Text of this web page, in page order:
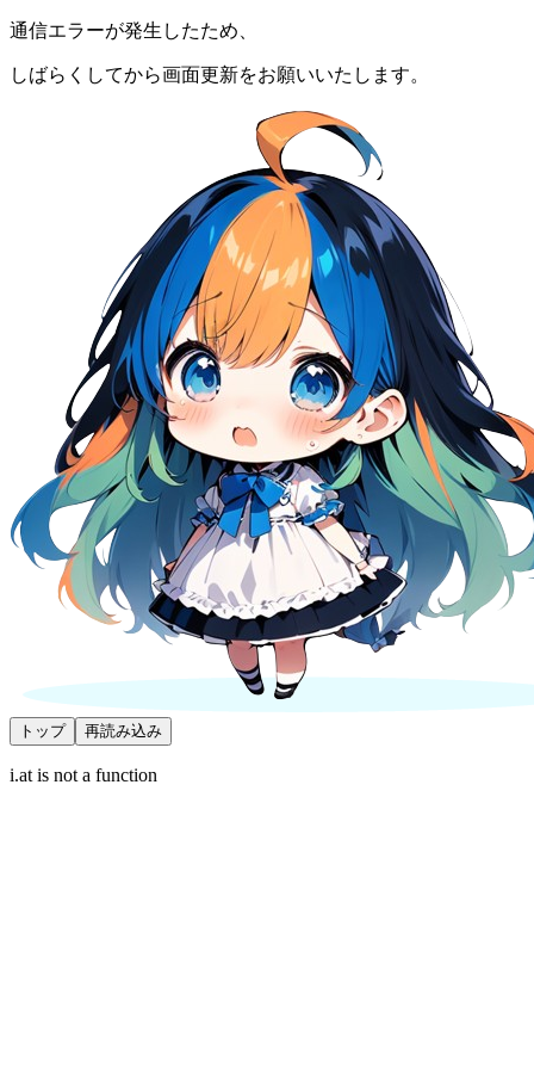
通信エラーが発生したため、
しばらくしてから画面更新をお願いいたします。
トップ 再読み込み
i.at is not a function